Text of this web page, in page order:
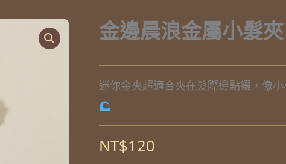
金邊晨浪金屬小髮夾
迷你金夾超適合夾在髮際邊點綴，像
NT$120